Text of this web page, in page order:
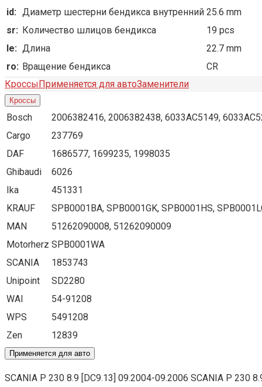
id: Диаметр шестерни бендикса внутренний 25.6 mm
sr: Количество шлицов бендикса
19 pcs
le: Длина
22.7 mm
ro: Вращение бендикса
CR
КроссыПрименяется для автоЗаменители
Кроссы
Bosch
2006382416, 2006382438, 6033AC5149,
Cargo
237769
DAF
1686577, 1699235, 1998035
Ghibaudi
6026
Ika
451331
KRAUF
SPB0001BA, SPB0001GK, SPB0001HS,
MAN
51262090008, 51262090009
Motorherz SPB0001WA
SCANIA
1853743
Unipoint
SD2280
WAI
54-91208
WPS
5491208
Zen
12839
Применяется для авто
SCANIA P 230 8.9 [DC9.13] 09.2004-09.2006 SCANIA P 230